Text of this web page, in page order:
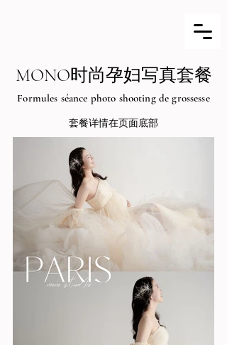
MONO时尚孕妇写真套餐
Formules séance photo shooting de grossesse
​套餐详情在页面底部